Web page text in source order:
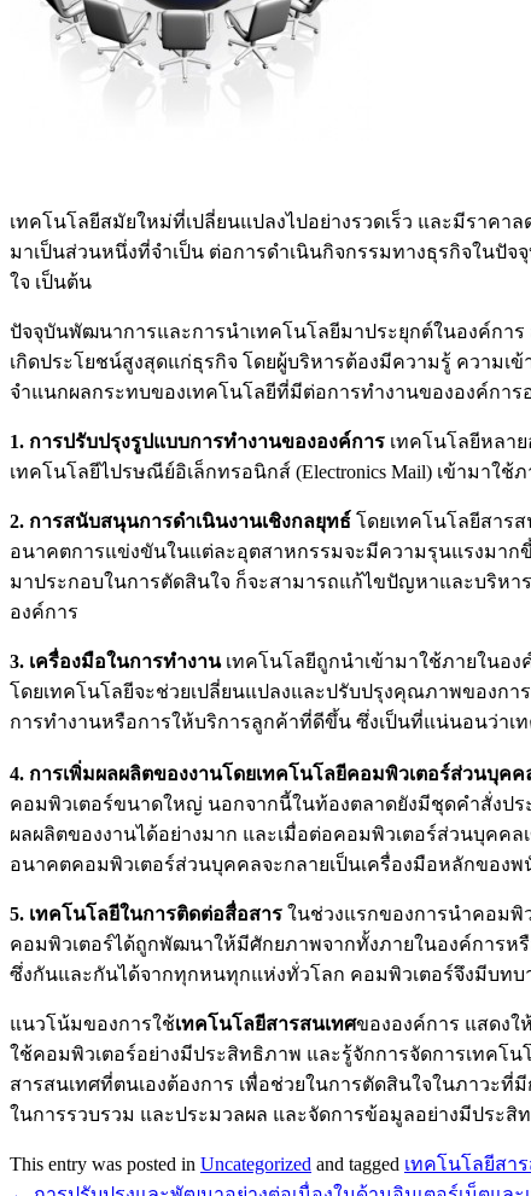
เทคโนโลยีสมัยใหม่ที่เปลี่ยนแปลงไปอย่างรวดเร็ว และมีราค
มาเป็นส่วนหนึ่งที่จำเป็น ต่อการดำเนินกิจกรรมทางธุรกิจในปัจ
ใจ เป็นต้น
ปัจจุบันพัฒนาการและการนำเทคโนโลยีมาประยุกต์ในองค์กา
เกิดประโยชน์สูงสุดแก่ธุรกิจ โดยผู้บริหารต้องมีความรู้ ความเ
จำแนกผลกระทบของเทคโนโลยีที่มีต่อการทำงานขององค์กา
1. การปรับปรุงรูปแบบการทำงานขององค์การ เทคโนโลยีหลา
เทคโนโลยีไปรษณีย์อิเล็กทรอนิกส์ (Electronics Mail) เข้ามา
2. การสนับสนุนการดำเนินงานเชิงกลยุทธ์ โดยเทคโนโลยีสาร
อนาคตการแข่งขันในแต่ละอุตสาหกรรมจะมีความรุนแรงมาก
มาประกอบในการตัดสินใจ ก็จะสามารถแก้ไขปัญหาและบริหา
องค์การ
3. เครื่องมือในการทำงานเทคโนโลยีถูกนำเข้ามาใช้ภายในอง
โดยเทคโนโลยีจะช่วยเปลี่ยนแปลงและปรับปรุงคุณภาพของก
การทำงานหรือการให้บริการลูกค้าที่ดีขึ้น ซึ่งเป็นที่แน่นอนว่าเ
4. การเพิ่มผลผลิตของงานโดยเทคโนโลยีคอมพิวเตอร์ส่วนบุคค
คอมพิวเตอร์ขนาดใหญ่ นอกจากนี้ในท้องตลาดยังมีชุดคำสั่งปร
ผลผลิตของงานได้อย่างมาก และเมื่อต่อคอมพิวเตอร์ส่วนบุคค
อนาคตคอมพิวเตอร์ส่วนบุคคลจะกลายเป็นเครื่องมือหลักของ
5. เทคโนโลยีในการติดต่อสื่อสาร ในช่วงแรกของการนำคอมพิ
คอมพิวเตอร์ได้ถูกพัฒนาให้มีศักยภาพจากทั้งภายในองค์การห
ซึ่งกันและกันได้จากทุกหนทุกแห่งทั่วโลก คอมพิวเตอร์จึงมีบท
แนวโน้มของการใช้เทคโนโลยีสารสนเทศขององค์การ แสดงใ
ใช้คอมพิวเตอร์อย่างมีประสิทธิภาพ และรู้จักการจัดการเทคโ
สารสนเทศที่ตนเองต้องการ เพื่อช่วยในการตัดสินใจในภาวะ
ในการรวบรวม และประมวลผล และจัดการข้อมูลอย่างมีประ
This entry was posted in Uncategorized and tagged เทคโนโลยีสา